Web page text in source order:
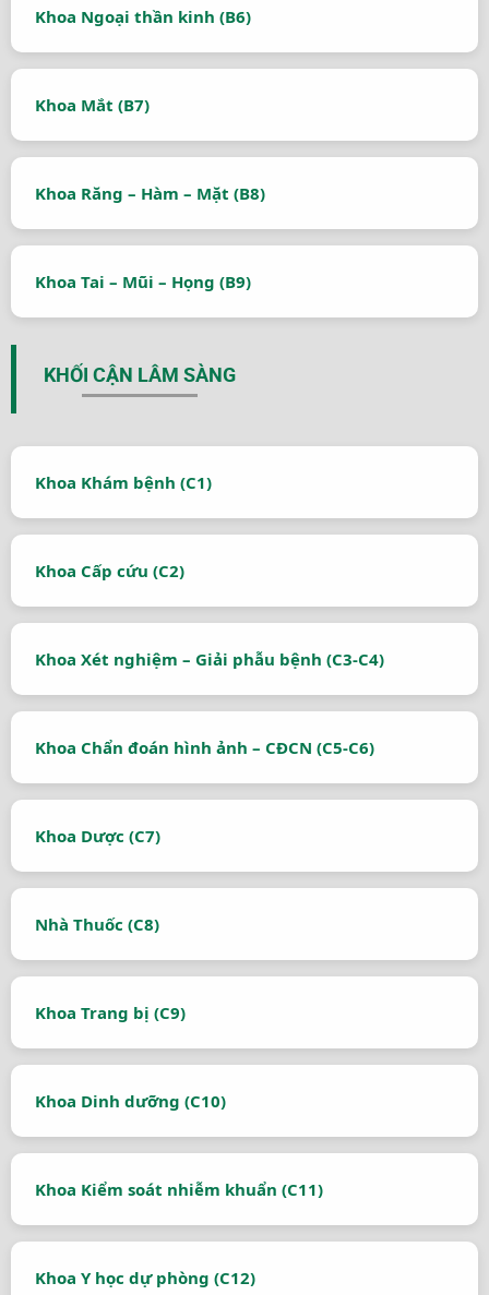
Khoa Ngoại thần kinh (B6)
Khoa Mắt (B7)
Khoa Răng – Hàm – Mặt (B8)
Khoa Tai – Mũi – Họng (B9)
KHỐI CẬN LÂM SÀNG
Khoa Khám bệnh (C1)
Khoa Cấp cứu (C2)
Khoa Xét nghiệm – Giải phẫu bệnh (C3-C4)
Khoa Chẩn đoán hình ảnh – CĐCN (C5-C6)
Khoa Dược (C7)
Nhà Thuốc (C8)
Khoa Trang bị (C9)
Khoa Dinh dưỡng (C10)
Khoa Kiểm soát nhiễm khuẩn (C11)
Khoa Y học dự phòng (C12)